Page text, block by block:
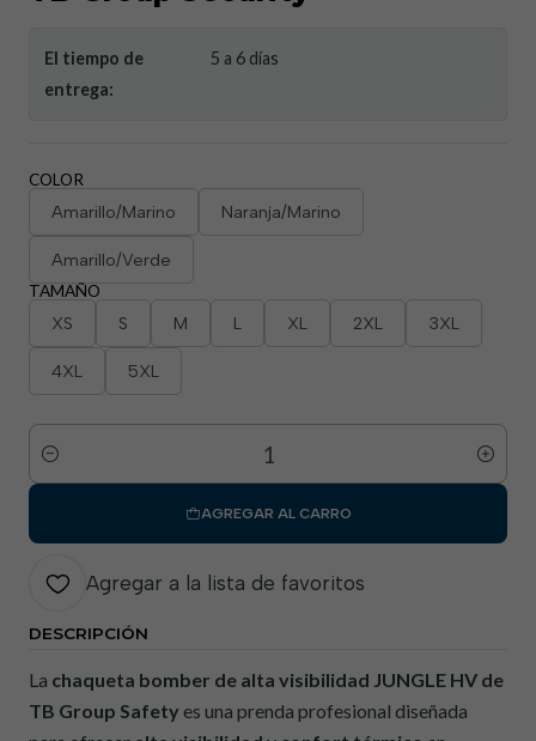
El tiempo de
entrega:
5 a 6 días
COLOR
Amarillo/Marino Naranja/Marino
Amarillo/Verde
TAMAÑO
XS S M L XL 2XL 3XL
4XL 5XL
Cantidad
AGREGAR AL CARRO
Agregar a la lista de favoritos
DESCRIPCIÓN
La chaqueta bomber de alta visibilidad JUNGLE HV de
TB Group Safety es una prenda profesional diseñada